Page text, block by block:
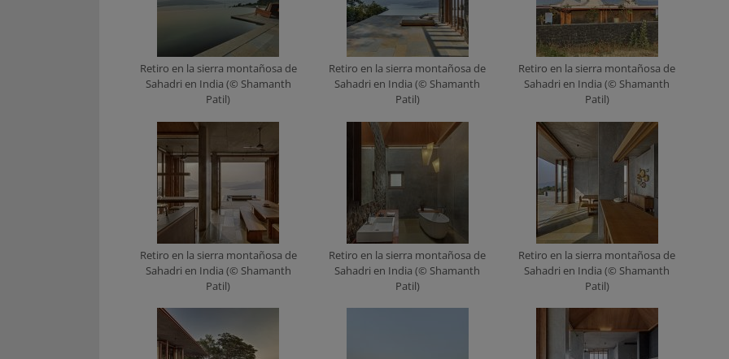
Retiro en la sierra montañosa de
Sahadri en India (© Shamanth
Patil)
Retiro en la sierra montañosa de
Sahadri en India (© Shamanth
Patil)
Retiro en la sierra montañosa de
Sahadri en India (© Shamanth
Patil)
Retiro en la sierra montañosa de
Sahadri en India (© Shamanth
Patil)
Retiro en la sierra montañosa de
Sahadri en India (© Shamanth
Patil)
Retiro en la sierra montañosa de
Sahadri en India (© Shamanth
Patil)